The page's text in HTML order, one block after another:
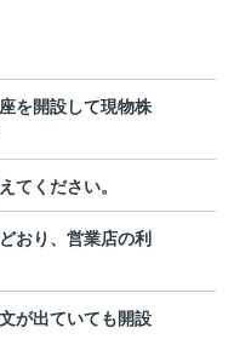
を開設して現物株
てください。
おり、営業店の利
が出ていても開設